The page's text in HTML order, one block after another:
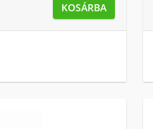
KOSÁRBA